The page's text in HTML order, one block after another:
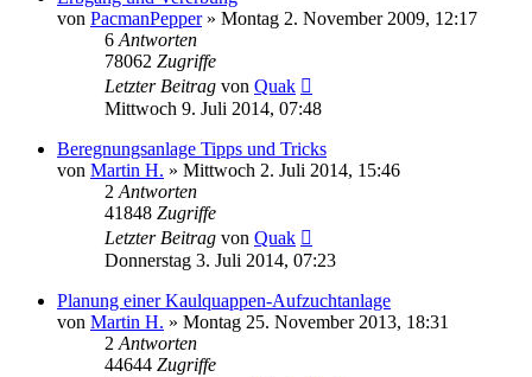
von PacmanPepper» Montag 2. November 2009, 12:17
6 Antworten
78062 Zugriffe
Letzter Beitrag von Quak
Mittwoch 9. Juli 2014, 07:48
Beregnungsanlage Tipps und Tricks
von Martin H. » Mittwoch 2. Juli 2014, 15:46
2 Antworten
41848 Zugriffe
Letzter Beitrag von Quak
Donnerstag 3. Juli 2014, 07:23
Planung einer Kaulquappen-Aufzuchtanlage
von Martin H. » Montag 25. November 2013, 18:31
2 Antworten
44644 Zugriffe